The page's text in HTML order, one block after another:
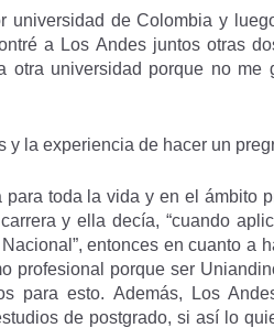
universidad de Colombia y
a Los Andes juntos otras
universidad porque no
la experiencia de hacer un
toda la vida y en el ámbito
y ella decía, “cuando
entonces en cuanto a
profesional porque ser
para esto. Además, Los
de postgrado, si así lo